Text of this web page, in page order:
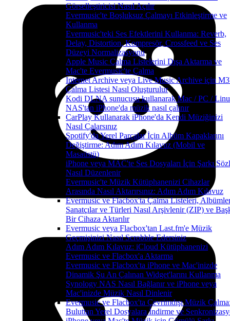
Görselleştiricisi Nasıl Açılır
Evermusic'te Boşluksuz Çalmayı Etkinleştirme ve
Kullanma
Evermusic'teki Ses Efektlerini Kullanma: Reverb,
Delay, Distortion, Kompresör, Crossfeed ve Ses
Düzeyi Normalizasyonu
Apple Music Çalma Listelerini Dışa Aktarma ve
Mac'te Evermusic'te Çalma
Internet Archive veya Live Music Archive için
Çalma Listesi Nasıl Oluşturulur
Kodi DLNA sunucusu kullanarak Mac / PC /
NAS'tan iPhone'da müzik nasıl çalınır
CarPlay Kullanarak iPhone'da Kendi Müziğinizi
Nasıl Çalarsınız
Spotify'da Yerel Parçalar İçin Albüm Kapaklarını
Değiştirme: Adım Adım Kılavuz (Mobil ve
Masaüstü)
iPhone veya MAC'te Ses Dosyaları İçin Şarkı
Nasıl Düzenlenir
Evermusic'te Müzik Kütüphanenizi Cihazlar
Arasında Nasıl Aktarırsınız: Adım Adım Kılavuz
Evermusic ve Flacbox'ta Çalma Listeleri,
Sanatçılar ve Türleri Nasıl Arşivlenir (ZIP) ve
Bir Cihaza Aktarılır
Evermusic veya Flacbox'tan Last.fm'e Müzik
Geçmişinizi Nasıl Scrobble Edersiniz
Adım Adım Kılavuz: iCloud Kütüphanenizi
Evermusic ve Flacbox'a Aktarma
Evermusic ve Flacbox'ta iPhone ve Mac'inizde
Dinamik Şu An Çalınan Widget'larını Kullanma
Synology NAS Nasıl Bağlanır ve iPhone veya
Mac'inizde Müzik Nasıl Dinlenir
Evermusic ve Flacbox'ta Çevrimdışı Müzik
Buluttan Yerel Dosyalara İndirme ve